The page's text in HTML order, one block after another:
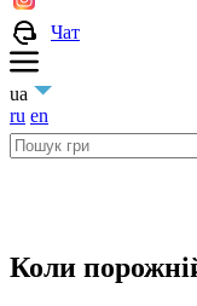
Чат
ua
ru en
Коли